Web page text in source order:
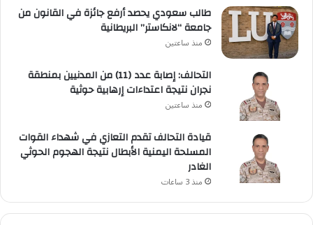
طالب سعودي يحصد أرفع جائزة في القانون من
جامعة “لانكاستر” البريطانية
منذ ساعتين
التحالف: إصابة عدد (11) من المدنيين بمنطقة
نجران نتيجة اعتداءات إرهابية حوثية
منذ ساعتين
قيادة التحالف تقدم التعازي في شهداء القوات
المسلحة اليمنية الأبطال نتيجة الهجوم الحوثي
الغادر
منذ 3 ساعات